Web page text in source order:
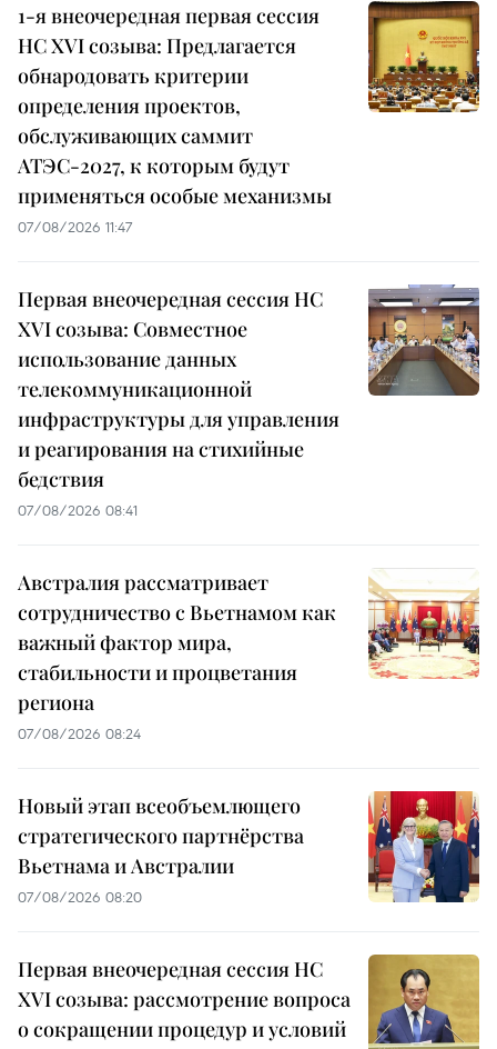
1-я внеочередная первая сессия
НС XVI созыва: Предлагается
обнародовать критерии
определения проектов,
обслуживающих саммит
АТЭС-2027, к которым будут
применяться особые механизмы
07/08/2026 11:47
Первая внеочередная сессия НС
XVI созыва: Совместное
использование данных
телекоммуникационной
инфраструктуры для управления
и реагирования на стихийные
бедствия
07/08/2026 08:41
Австралия рассматривает
сотрудничество с Вьетнамом как
важный фактор мира,
стабильности и процветания
региона
07/08/2026 08:24
Новый этап всеобъемлющего
стратегического партнёрства
Вьетнама и Австралии
07/08/2026 08:20
Первая внеочередная сессия НС
XVI созыва: рассмотрение вопроса
о сокращении процедур и условий